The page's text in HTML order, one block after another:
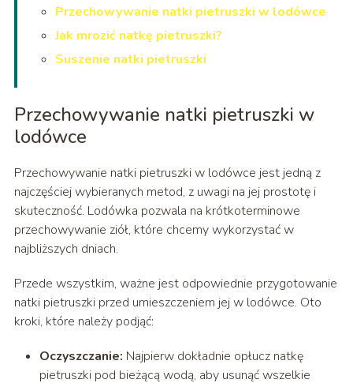
Przechowywanie natki pietruszki w lodówce
Jak mrozić natkę pietruszki?
Suszenie natki pietruszki
Przechowywanie natki pietruszki w
lodówce
Przechowywanie natki pietruszki w lodówce jest jedną z
najczęściej wybieranych metod, z uwagi na jej prostotę i
skuteczność. Lodówka pozwala na krótkoterminowe
przechowywanie ziół, które chcemy wykorzystać w
najbliższych dniach.
Przede wszystkim, ważne jest odpowiednie przygotowanie
natki pietruszki przed umieszczeniem jej w lodówce. Oto
kroki, które należy podjąć:
Oczyszczanie: Najpierw dokładnie opłucz natkę
pietruszki pod bieżącą wodą, aby usunąć wszelkie